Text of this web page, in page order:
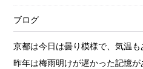
ブログ
京都は今日は曇り模様で、気温も
昨年は梅雨明けが遅かった記憶が